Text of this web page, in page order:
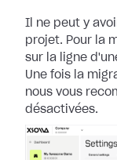
Il ne peut y
projet. Pour la
sur la ligne
Une fois la
nous vous
désactivées.